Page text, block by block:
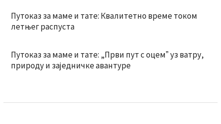
Путоказ за маме и тате: Квалитетно време током
летњег распуста
Путоказ за маме и тате: „Први пут с оцемˮ уз ватру,
природу и заједничке авантуре